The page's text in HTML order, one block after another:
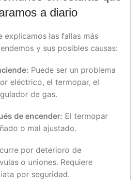
a diario
explicamos las fallas más
y sus posibles causas:
Puede ser un problema
eléctrico, el termopar, el
de gas.
de encender: El termopar
o mal ajustado.
por deterioro de
o uniones. Requiere
por seguridad.